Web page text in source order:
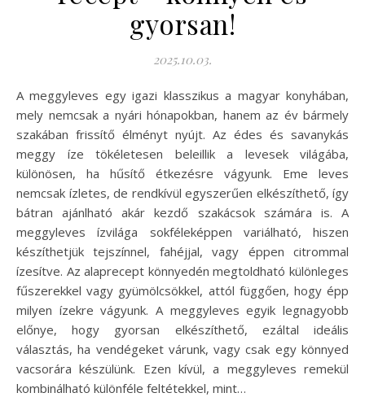
gyorsan!
2025.10.03.
A meggyleves egy igazi klasszikus a magyar konyhában,
mely nemcsak a nyári hónapokban, hanem az év bármely
szakában frissítő élményt nyújt. Az édes és savanykás
meggy íze tökéletesen beleillik a levesek világába,
különösen, ha hűsítő étkezésre vágyunk. Eme leves
nemcsak ízletes, de rendkívül egyszerűen elkészíthető, így
bátran ajánlható akár kezdő szakácsok számára is. A
meggyleves ízvilága sokféleképpen variálható, hiszen
készíthetjük tejszínnel, fahéjjal, vagy éppen citrommal
ízesítve. Az alaprecept könnyedén megtoldható különleges
fűszerekkel vagy gyümölcsökkel, attól függően, hogy épp
milyen ízekre vágyunk. A meggyleves egyik legnagyobb
előnye, hogy gyorsan elkészíthető, ezáltal ideális
választás, ha vendégeket várunk, vagy csak egy könnyed
vacsorára készülünk. Ezen kívül, a meggyleves remekül
kombinálható különféle feltétekkel, mint…